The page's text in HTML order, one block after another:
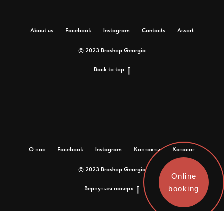
About us Facebook Instagram Contacts Assort
© 2023 Brashop Georgia
Back to top
О нас Facebook Instagram Контакты Каталог
© 2023 Brashop Georgia
Вернуться наверх
Online
booking